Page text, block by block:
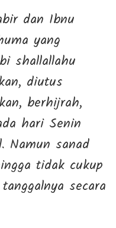
dan Ibnu
yang
shallallahu
diutus
berhijrah,
hari Senin
Namun sanad
tidak cukup
secara